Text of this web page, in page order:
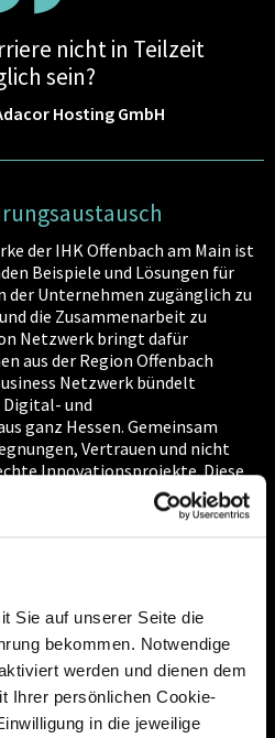
Sie auf unserer Seite die
bekommen. Notwendige
werden und dienen dem
Ihrer persönlichen Cookie-
in die jeweilige
nicht in Teilzeit
sein?
Hosting GmbH
der IHK Offenbach am Main ist
Beispiele und Lösungen für
der Unternehmen zugänglich zu
die Zusammenarbeit zu
Netzwerk bringt dafür
aus der Region Offenbach
Netzwerk bündelt
und
ganz Hessen. Gemeinsam
Vertrauen und nicht
Innovationsprojekte. Diese
bei der Akquise von
Netzwerktag